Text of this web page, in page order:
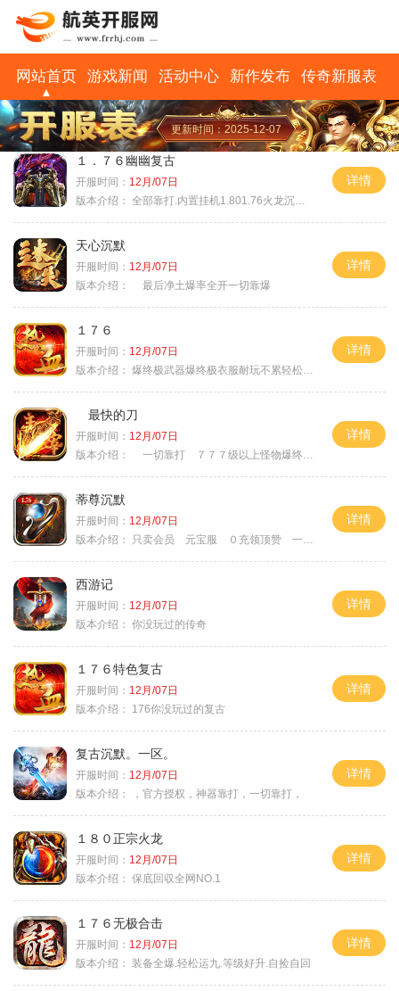
网站首页 游戏新闻 活动中心 新作发布 传奇新服表
更新时间：2025-12-07
１．７６幽幽复古
开服时间： 12月/07日
版本介绍： 全部靠打.内置挂机1.801.76火龙沉默微变
详情
天心沉默
开服时间： 12月/07日
版本介绍：
最后净土爆率全开一切靠爆
详情
１７６
开服时间： 12月/07日
版本介绍： 爆终极武器爆终极衣服耐玩不累轻松满级
详情
最快的刀
开服时间： 12月/07日
版本介绍：
一切靠打 ７７７级以上怪物爆终极
详情
蒂尊沉默
开服时间： 12月/07日
版本介绍：
只卖会员 元宝服 ０充领顶赞 一切靠打
详情
西游记
开服时间： 12月/07日
版本介绍： 你没玩过的传奇
详情
１７６特色复古
开服时间： 12月/07日
版本介绍：
176你没玩过的复古
详情
复古沉默。一区。
开服时间： 12月/07日
版本介绍：
，官方授权，神器靠打，一切靠打，
详情
１８０正宗火龙
开服时间： 12月/07日
版本介绍： 保底回収全网NO.1
详情
１７６无极合击
开服时间： 12月/07日
版本介绍： 装备全爆.轻松运九.等级好升.自捡自回
详情